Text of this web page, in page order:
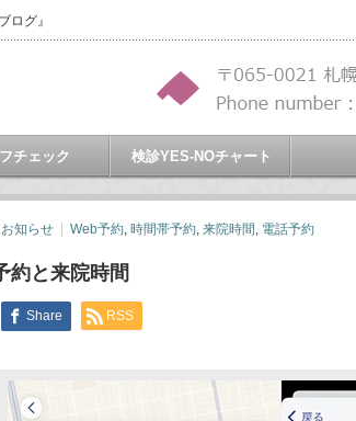
ログ』
チェック 検診YES-NOチャート
お知らせ Web予約, 時間帯予約, 来院時間 , 電話予約
約と来院時間
Share RSS